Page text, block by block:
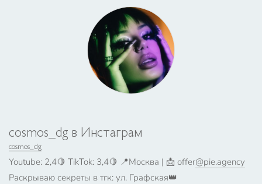
cosmos_dg в Инстаграм
cosmos_dg
Youtube: 2,4🍋 TikTok: 3,4🍋 📍Москва | 📩 offer@pie.agency
Раскрываю секреты в тгк: ул. Графская👑